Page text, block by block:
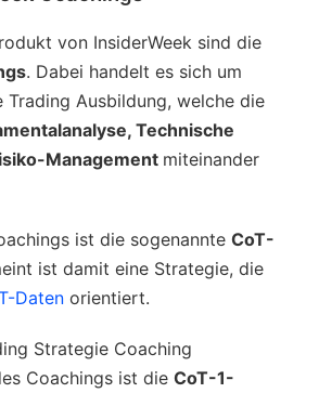
von InsiderWeek sind die
. Dabei handelt es sich um
Trading Ausbildung, welche die
Technische
Management miteinander
ist die sogenannte CoT-
ist damit eine Strategie, die
Daten orientiert.
Strategie Coaching
Coachings ist die CoT-1-